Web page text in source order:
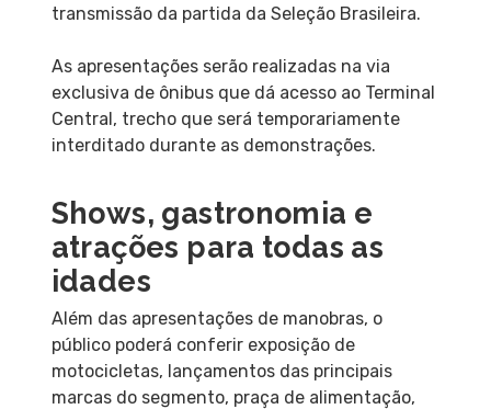
transmissão da partida da Seleção Brasileira.
As apresentações serão realizadas na via
exclusiva de ônibus que dá acesso ao Terminal
Central, trecho que será temporariamente
interditado durante as demonstrações.
Shows, gastronomia e
atrações para todas as
idades
Além das apresentações de manobras, o
público poderá conferir exposição de
motocicletas, lançamentos das principais
marcas do segmento, praça de alimentação,